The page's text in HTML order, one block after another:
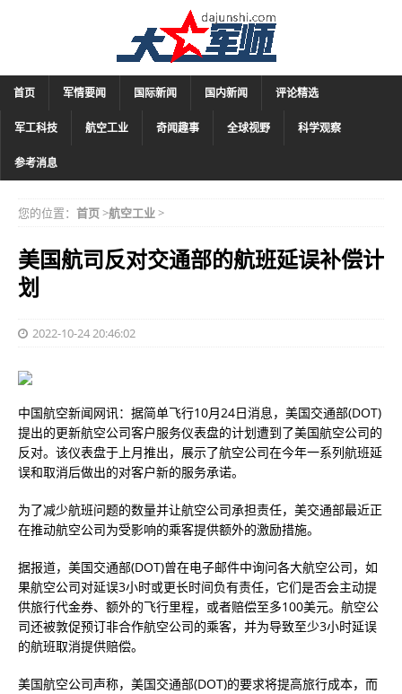
首页 军情要闻 国际新闻 国内新闻 评论精选
军工科技 航空工业 奇闻趣事 全球视野 科学观察
参考消息
您的位置： 首页>航空工业>
美国航司反对交通部的航班延误补偿计
划
2022-10-24 20:46:02
中国航空新闻网讯：据简单飞行10月24日消息，美国交通部(DOT)
提出的更新航空公司客户服务仪表盘的计划遭到了美国航空公司的
反对。该仪表盘于上月推出，展示了航空公司在今年一系列航班延
误和取消后做出的对客户新的服务承诺。
为了减少航班问题的数量并让航空公司承担责任，美交通部最近正
在推动航空公司为受影响的乘客提供额外的激励措施。
据报道，美国交通部(DOT)曾在电子邮件中询问各大航空公司，如
果航空公司对延误3小时或更长时间负有责任，它们是否会主动提
供旅行代金券、额外的飞行里程，或者赔偿至多100美元。航空公
司还被敦促预订非合作航空公司的乘客，并为导致至少3小时延误
的航班取消提供赔偿。
美国航空公司声称，美国交通部(DOT)的要求将提高旅行成本，而